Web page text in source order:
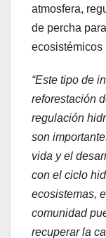
atmosfera,
de percha
ecosistémicos
“Este tipo de
reforestación
regulación
son
vida y el
con el ciclo
ecosistemas,
comunidad
recuperar la